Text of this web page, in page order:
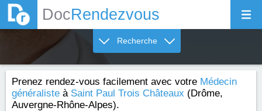
DocRendezvous
Recherche
Prenez rendez-vous facilement avec votre Médecin
généraliste à Saint Paul Trois Châteaux (Drôme,
Auvergne-Rhône-Alpes).